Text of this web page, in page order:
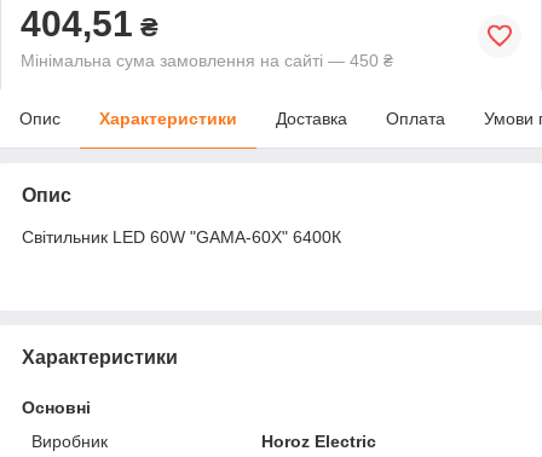
404,51 ₴
Мінімальна сума замовлення на сайті — 450 ₴
Опис Характеристики Доставка Оплата Умови
Опис
Світильник LED 60W "GAMA-60X" 6400К
Характеристики
Основні
Виробник
Horoz Electric